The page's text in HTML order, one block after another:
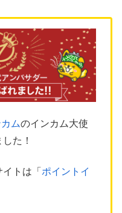
ムのインカム大使
た！
トは「 ポイントイ